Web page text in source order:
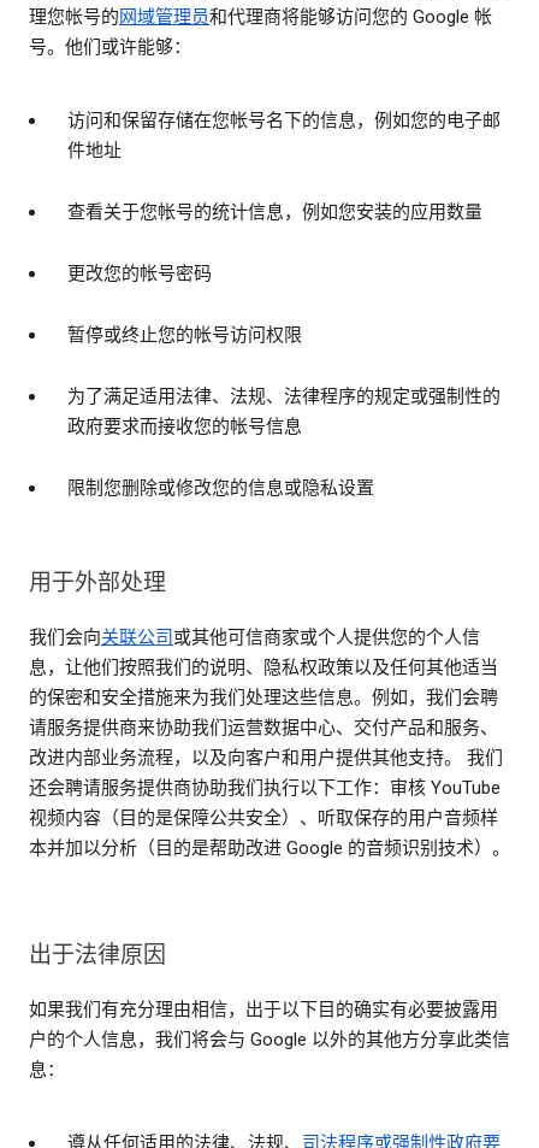
理您帐号的网域管理员和代理商将能够访问您的 Google 帐
号。他们或许能够：
访问和保留存储在您帐号名下的信息，例如您的电子邮
件地址
查看关于您帐号的统计信息，例如您安装的应用数量
更改您的帐号密码
暂停或终止您的帐号访问权限
为了满足适用法律、法规、法律程序的规定或强制性的
政府要求而接收您的帐号信息
限制您删除或修改您的信息或隐私设置
用于外部处理
我们会向关联公司 或其他可信商家或个人提供您的个人信
息，让他们按照我们的说明、隐私权政策以及任何其他适当
的保密和安全措施来为我们处理这些信息。例如，我们会聘
请服务提供商来协助我们运营数据中心、交付产品和服务、
改进内部业务流程，以及向客户和用户提供其他支持。 我们
还会聘请服务提供商协助我们执行以下工作：审核 YouTube
视频内容（目的是保障公共安全）、听取保存的用户音频样
本并加以分析（目的是帮助改进 Google 的音频识别技术）。
出于法律原因
如果我们有充分理由相信，出于以下目的确实有必要披露用
户的个人信息，我们将会与 Google 以外的其他方分享此类信
息：